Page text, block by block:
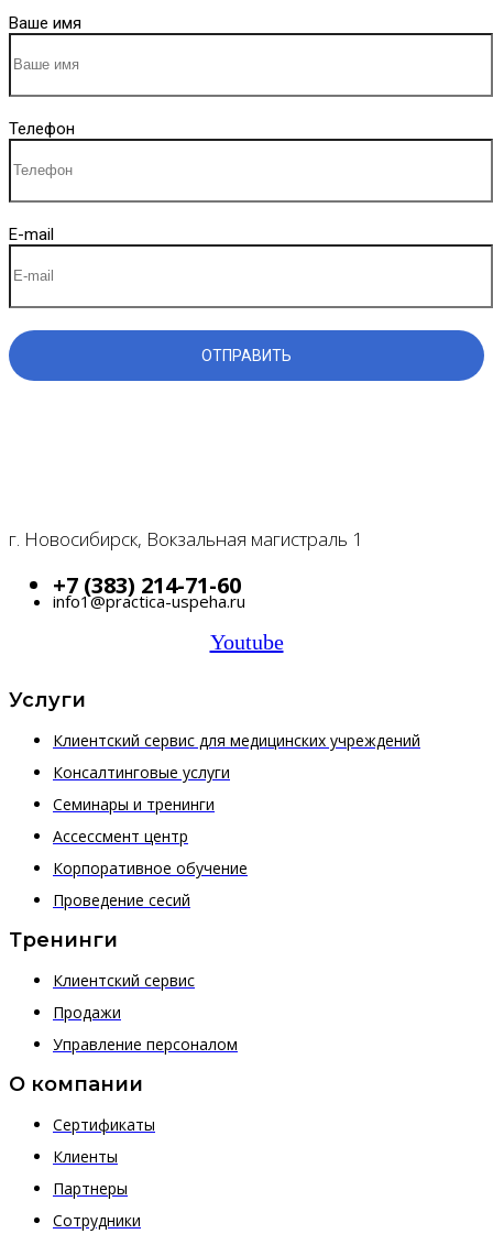
Ваше имя
Телефон
E-mail
г. Новосибирск, Вокзальная магистраль 1
+7 (383) 214-71-60
info1@practica-uspeha.ru
Youtube
Услуги
Клиентский сервис для медицинских учреждений
Консалтинговые услуги
Семинары и тренинги
Ассессмент центр
Корпоративное обучение
Проведение сесий
Тренинги
Клиентский сервис
Продажи
Управление персоналом
О компании
Сертификаты
Клиенты
Партнеры
Сотрудники